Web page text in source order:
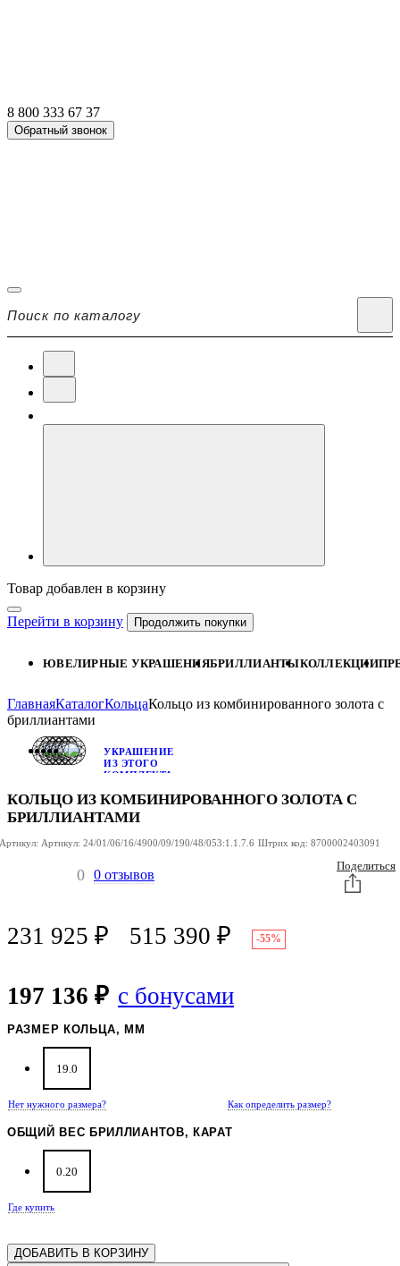
8 800 333 67 37
Обратный звонок
Товар добавлен в корзину
Перейти в корзину Продолжить покупки
ЮВЕЛИРНЫЕ УКРАШЕНИЯБРИЛЛИАНТЫКОЛЛЕКЦИИ
ГлавнаяКаталогКольцаКольцо из комбинированного золота с
бриллиантами
УКРАШЕНИЕ
ИЗ ЭТОГО
КОМПЛЕКТА:
КОМБИНИРОВАННОГО
ЗОЛОТА С
БРИЛЛИАНТАМИ
КОЛЬЦО ИЗ КОМБИНИРОВАННОГО ЗОЛОТА С
БРИЛЛИАНТАМИ
Артикул: Артикул: 24/01/06/16/4900/09/190/48/053:1.1.7.6 Штрих код: 8700002403091
0 0 отзывов
Поделиться
231 925 ₽ 515 390 ₽ -55%
197 136 ₽ с бонусами
РАЗМЕР КОЛЬЦА, ММ
19.0
Нет нужного размера? Как определить размер?
ОБЩИЙ ВЕС БРИЛЛИАНТОВ, КАРАТ
0.20
Где купить
ДОБАВИТЬ В КОРЗИНУ